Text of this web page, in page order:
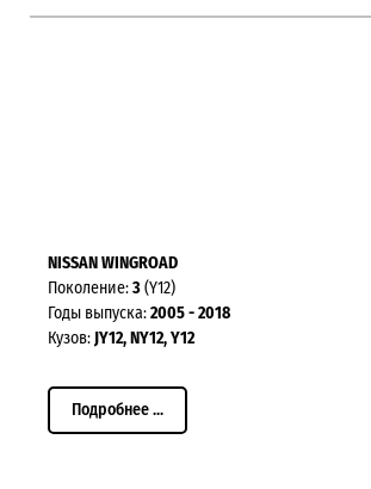
NISSAN WINGROAD
Поколение:3(Y12)
Годы выпуска:2005 - 2018
Кузов: JY12, NY12, Y12
Подробнее ...